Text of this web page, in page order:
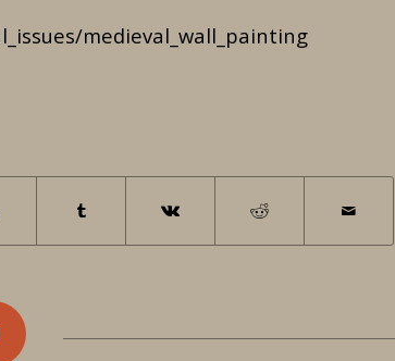
medieval_wall_painting